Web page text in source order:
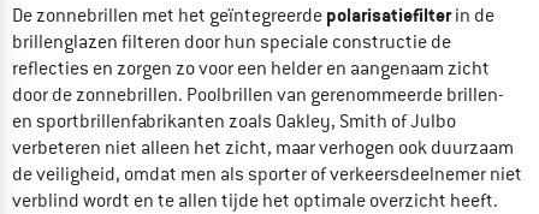
De zonnebrillen met het geïntegreerde polarisatiefilterin de
brillenglazen filteren door hun speciale constructie de
reflecties en zorgen zo voor een helder en aangenaam zicht
door de zonnebrillen. Poolbrillen van gerenommeerde brillen-
en sportbrillenfabrikanten zoals Oakley, Smith of Julbo
verbeteren niet alleen het zicht, maar verhogen ook duurzaam
de veiligheid, omdat men als sporter of verkeersdeelnemer niet
verblind wordt en te allen tijde het optimale overzicht heeft.